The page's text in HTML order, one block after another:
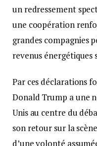
un redressement
une coopération
grandes compagnies
revenus énergétiques
Par ces déclarations
Donald Trump a une
Unis au centre du
son retour sur la
d’une volonté